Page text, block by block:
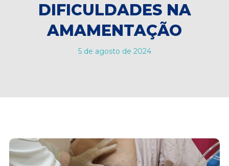
DIFICULDADES NA
AMAMENTAÇÃO
5 de agosto de 2024